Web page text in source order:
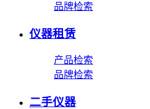
品牌检索
仪器租赁
产品检索
品牌检索
二手仪器